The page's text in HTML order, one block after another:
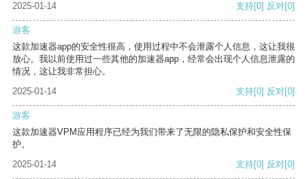
2025-01-14
支持[0] 反对[0]
游客
这款加速器app的安全性很高，使用过程中不会泄露个人信息，这让我很
放心。我以前使用过一些其他的加速器app，经常会出现个人信息泄露的
情况，这让我非常担心。
2025-01-14
支持[0] 反对[0]
游客
这款加速器VPM应用程序已经为我们带来了无限的隐私保护和安全性保
护。
2025-01-14
支持[0] 反对[0]